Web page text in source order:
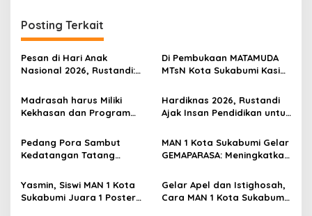
g
a
s
p
o
s
Posting Terkait
Pesan di Hari Anak
Nasional 2026, Rustandi:
Ruang Aman untuk
Mencetak Generasi
Rabbani Mendunia
Di Pembukaan MATAMUDA
MTsN Kota Sukabumi Kasi
Jangan Ada Bullying di
Madrasah
Madrasah harus Miliki
Kekhasan dan Program
Tingkatkan Kepercayaan
Masyarakat
Hardiknas 2026, Rustandi
Ajak Insan Pendidikan untuk
Daya Saing Madrasah
Pedang Pora Sambut
Kedatangan Tatang
Kepala MAN 1 Kota
Sukabumi
MAN 1 Kota Sukabumi Gelar
GEMAPARASA: Meningkatkan
Budaya di Kalangan Siswa
Yasmin, Siswi MAN 1 Kota
Sukabumi Juara 1 Poster
Gelar Apel dan Istighosah,
Cara MAN 1 Kota Sukabumi